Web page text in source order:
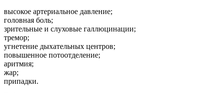
высокое артериальное давление;
головная боль;
зрительные и слуховые галлюцинации;
тремор;
угнетение дыхательных центров;
повышенное потоотделение;
аритмия;
жар;
припадки.